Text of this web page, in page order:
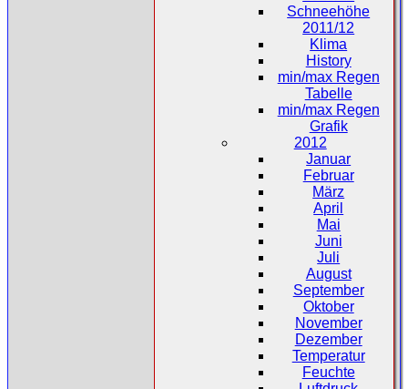
Schneehöhe
2011/12
Klima
History
min/max Regen
Tabelle
min/max Regen
Grafik
2012
Januar
Februar
März
April
Mai
Juni
Juli
August
September
Oktober
November
Dezember
Temperatur
Feuchte